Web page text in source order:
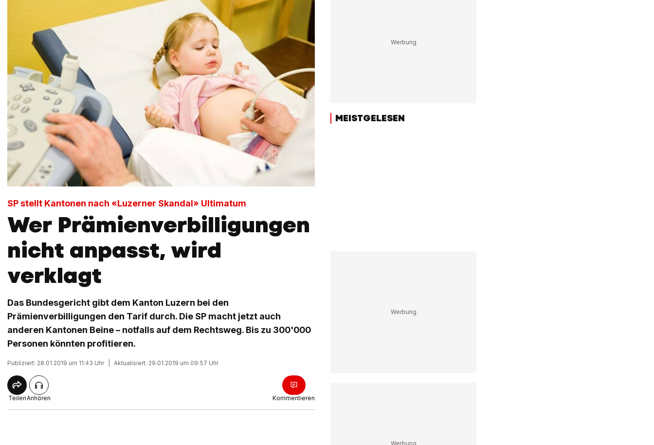
SP stellt Kantonen nach «Luzerner Skandal» Ultimatum
Wer Prämienverbilligungen
nicht anpasst, wird
verklagt
Das Bundesgericht gibt dem Kanton Luzern bei den
Prämienverbilligungen den Tarif durch. Die SP macht jetzt auch
anderen Kantonen Beine – notfalls auf dem Rechtsweg. Bis zu 300'000
Personen könnten profitieren.
Publiziert: 28.01.2019 um 11:43 Uhr Aktualisiert: 29.01.2019 um 09:57 Uhr
TeilenAnhören Kommentieren
MEISTGELESEN